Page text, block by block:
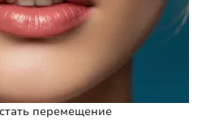
перемещение